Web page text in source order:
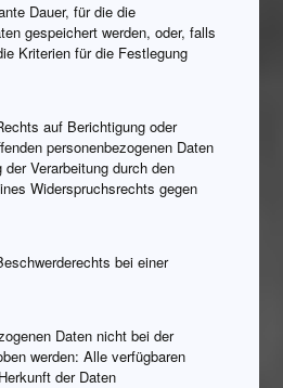
Dauer, für die die
gespeichert werden, oder, falls
Kriterien für die Festlegung
auf Berichtigung oder
personenbezogenen Daten
Verarbeitung durch den
Widerspruchsrechts gegen
bei einer
Daten nicht bei der
werden: Alle verfügbaren
der Daten